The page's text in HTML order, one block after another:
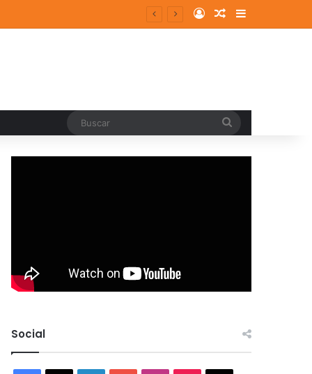
Log InRandom Article
Sidebar
Social